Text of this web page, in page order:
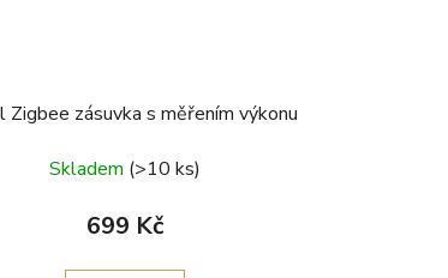
Zigbee zásuvka s měřením výkonu
Skladem (>10 ks)
699 Kč